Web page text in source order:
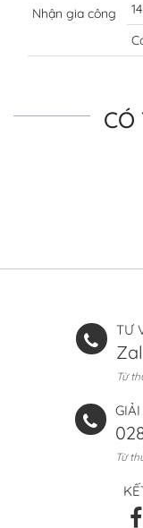
Nhận gia công
CÓ
TƯ
Từ
Từ